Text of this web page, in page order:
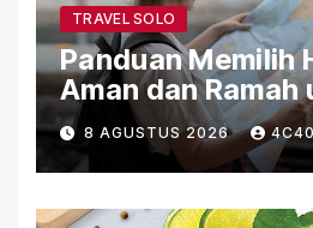
TRAVEL SOLO
Panduan Memilih
Aman dan Ramah
Traveler
8 AGUSTUS 2026